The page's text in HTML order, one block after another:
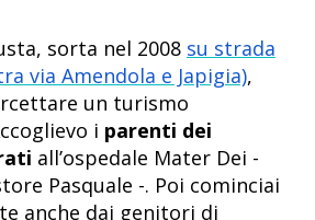
sorta nel 2008 su strada
via Amendola e Japigia),
un turismo
i parenti dei
all’ospedale Mater Dei -
Pasquale -. Poi cominciai
anche dai genitori di